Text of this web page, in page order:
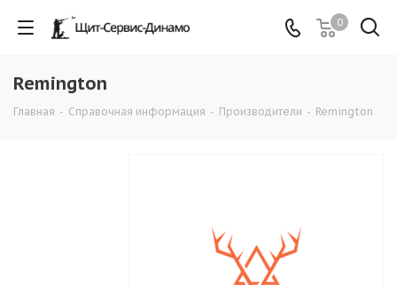
0
Remington
Главная - Справочная информация - Производители - Remington